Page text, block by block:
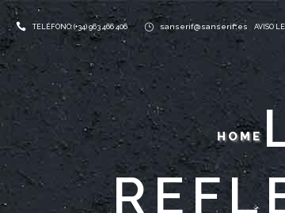
TELÉFONO: (+34) 963 466 406 sanserif@sanserif.es AVISO
HOME